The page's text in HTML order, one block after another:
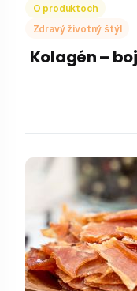
O produktoch
Zdravý životný štýl
Kolagén –